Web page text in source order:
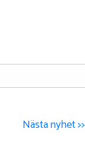
Nästa nyhet >>